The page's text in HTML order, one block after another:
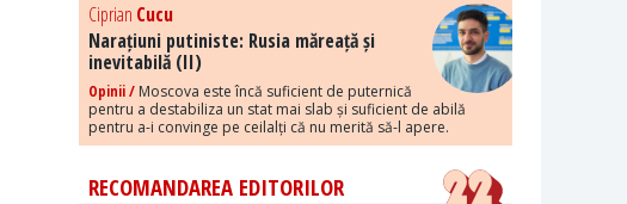
Ciprian Cucu
Narațiuni putiniste: Rusia măreață și
inevitabilă (II)
Opinii / Moscova este încă suficient de puternică
pentru a destabiliza un stat mai slab și suficient de abilă
pentru a-i convinge pe ceilalți că nu merită să-l apere.
RECOMANDAREA EDITORILOR